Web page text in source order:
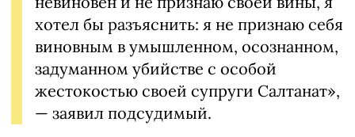
хотел бы разъяснить: я не признаю себя
виновным в умышленном, осознанном,
задуманном убийстве с особой
жестокостью своей супруги Салтанат»,
— заявил подсудимый.